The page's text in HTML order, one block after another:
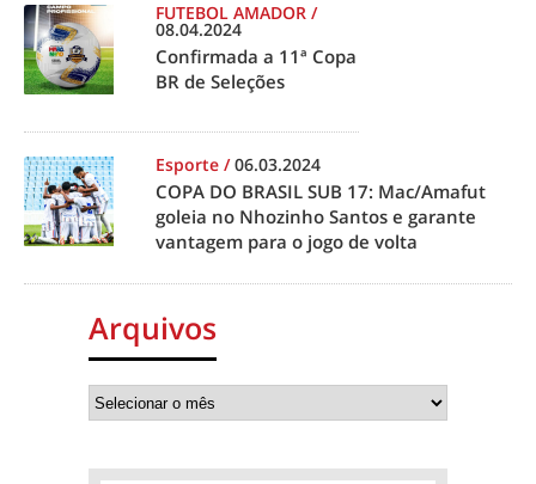
FUTEBOL AMADOR /
08.04.2024
Confirmada a 11ª Copa
BR de Seleções
Esporte /06.03.2024
COPA DO BRASIL SUB 17: Mac/Amafut
goleia no Nhozinho Santos e garante
vantagem para o jogo de volta
Arquivos